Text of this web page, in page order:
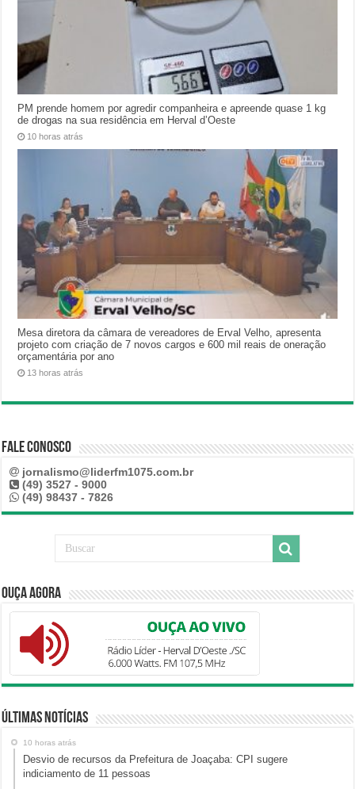
PM prende homem por agredir companheira e apreende quase 1 kg
de drogas na sua residência em Herval d’Oeste
10 horas atrás
Mesa diretora da câmara de vereadores de Erval Velho, apresenta
projeto com criação de 7 novos cargos e 600 mil reais de oneração
orçamentária por ano
13 horas atrás
Fale Conosco
jornalismo@liderfm1075.com.br
(49) 3527 - 9000
(49) 98437 - 7826
Ouça Agora
Últimas Notícias
10 horas atrás
Desvio de recursos da Prefeitura de Joaçaba: CPI sugere
indiciamento de 11 pessoas